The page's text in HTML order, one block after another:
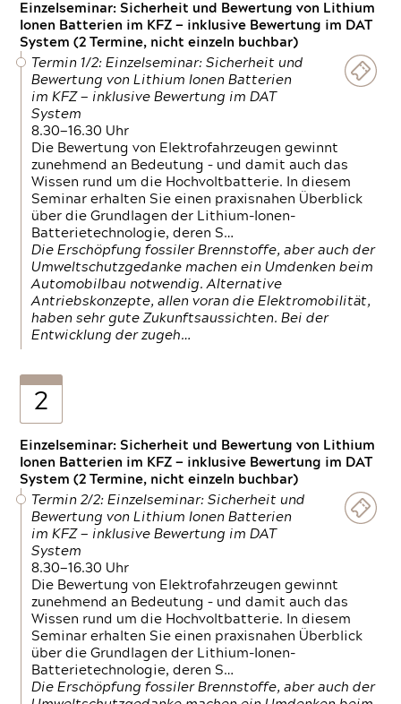
Einzelseminar: Sicherheit und Bewertung von Lithium
Ionen Batterien im KFZ — inklusive Bewertung im DAT
System (2 Termine, nicht einzeln buchbar)
Termin 1/2: Einzelseminar: Sicherheit und
Bewertung von Lithium Ionen Batterien
im KFZ — inklusive Bewertung im DAT
System
8.30—16.30 Uhr
Die Bewertung von Elektrofahrzeugen gewinnt
zunehmend an Bedeutung – und damit auch das
Wissen rund um die Hochvoltbatterie. In diesem
Seminar erhalten Sie einen praxisnahen Überblick
über die Grundlagen der Lithium-Ionen-
Batterietechnologie, deren S…
Die Erschöpfung fossiler Brennstoffe, aber auch der
Umweltschutzgedanke machen ein Umdenken beim
Automobilbau notwendig. Alternative
Antriebskonzepte, allen voran die Elektromobilität,
haben sehr gute Zukunftsaussichten. Bei der
Entwicklung der zugeh…
2
Einzelseminar: Sicherheit und Bewertung von Lithium
Ionen Batterien im KFZ — inklusive Bewertung im DAT
System (2 Termine, nicht einzeln buchbar)
Termin 2/2: Einzelseminar: Sicherheit und
Bewertung von Lithium Ionen Batterien
im KFZ — inklusive Bewertung im DAT
System
8.30—16.30 Uhr
Die Bewertung von Elektrofahrzeugen gewinnt
zunehmend an Bedeutung – und damit auch das
Wissen rund um die Hochvoltbatterie. In diesem
Seminar erhalten Sie einen praxisnahen Überblick
über die Grundlagen der Lithium-Ionen-
Batterietechnologie, deren S…
Die Erschöpfung fossiler Brennstoffe, aber auch der